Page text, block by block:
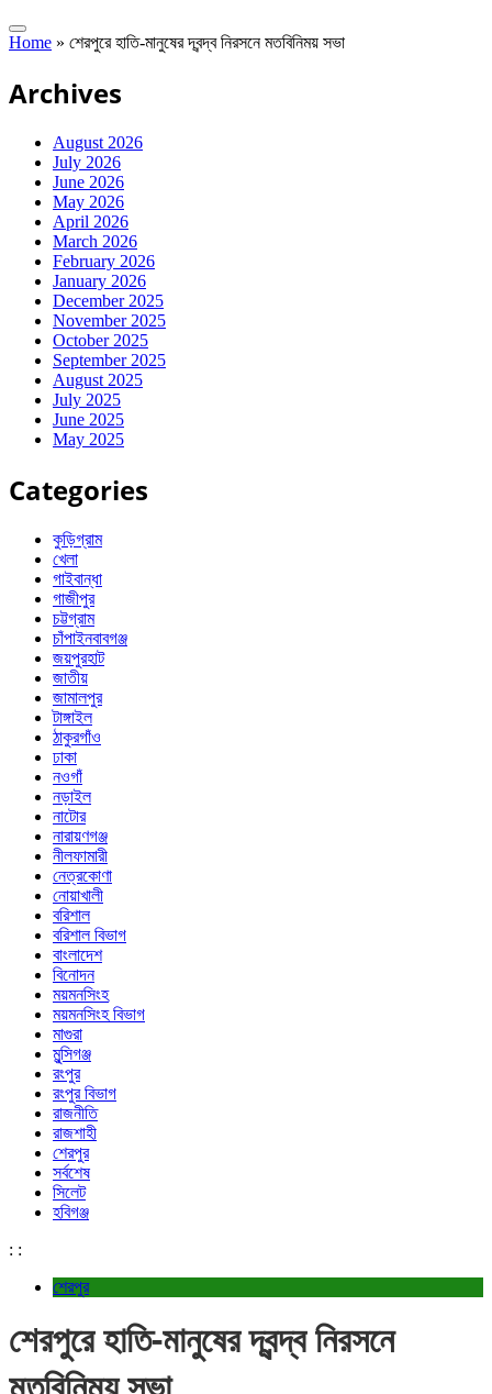
Home » শেরপুরে হাতি-মানুষের দ্বন্দ্ব নিরসনে মতবিনিময় সভা
Archives
August 2026
July 2026
June 2026
May 2026
April 2026
March 2026
February 2026
January 2026
December 2025
November 2025
October 2025
September 2025
August 2025
July 2025
June 2025
May 2025
Categories
কুড়িগ্রাম
খেলা
গাইবান্ধা
গাজীপুর
চট্টগ্রাম
চাঁপাইনবাবগঞ্জ
জয়পুরহাট
জাতীয়
জামালপুর
টাঙ্গাইল
ঠাকুরগাঁও
ঢাকা
নওগাঁ
নড়াইল
নাটোর
নারায়ণগঞ্জ
নীলফামারী
নেত্রকোণা
নোয়াখালী
বরিশাল
বরিশাল বিভাগ
বাংলাদেশ
বিনোদন
ময়মনসিংহ
ময়মনসিংহ বিভাগ
মাগুরা
মুন্সিগঞ্জ
রংপুর
রংপুর বিভাগ
রাজনীতি
রাজশাহী
শেরপুর
সর্বশেষ
সিলেট
হবিগঞ্জ
: :
শেরপুর
শেরপুরে হাতি-মানুষের দ্বন্দ্ব নিরসনে